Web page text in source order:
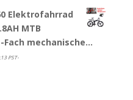
Elektrofahrrad
MTB
Fach mechanische…
PST-